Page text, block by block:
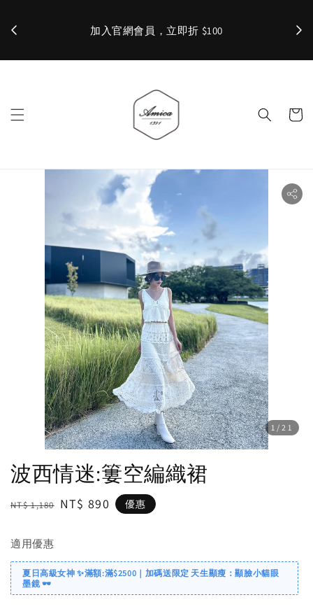
加入官網會員，立即折 $100 ✨
1 /21
波西情迷:簍空編織裙
Regular
NT$ 1,180 Sale
NT$ 890 優惠
適用優惠
夏日高級女神 ✨滿額:滿$2500｜加碼送限定 天生顯瘦：顯臉小貓眼
墨鏡 🕶️